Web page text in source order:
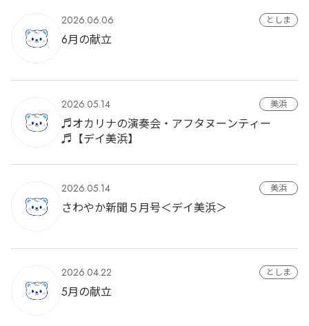
2026.06.06 としま
6月の献立
2026.05.14 美浜
♬オカリナの演奏会・アフタヌーンティー
♬【デイ美浜】
2026.05.14 美浜
さわやか新聞５月号＜デイ美浜＞
2026.04.22 としま
5月の献立